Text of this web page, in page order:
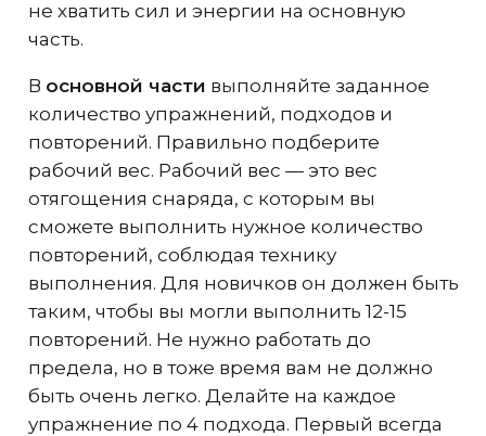
не хватить сил и энергии на основную
часть.
В основной части выполняйте заданное
количество упражнений, подходов и
повторений. Правильно подберите
рабочий вес. Рабочий вес — это вес
отягощения снаряда, с которым вы
сможете выполнить нужное количество
повторений, соблюдая технику
выполнения. Для новичков он должен быть
таким, чтобы вы могли выполнить 12-15
повторений. Не нужно работать до
предела, но в тоже время вам не должно
быть очень легко. Делайте на каждое
упражнение по 4 подхода. Первый всегда